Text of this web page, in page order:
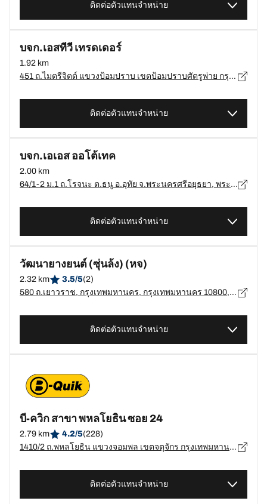
ติดต่อตัวแทนจำหน่าย
บจก.เอสทีวี เทรดเดอร์
1.92 km
451 ถ.ไมตรีจิตต์ แขวงป้อมปราบ เขตป้อมปราบศัตรูพ่าย กรุงเทพมหานคร, กรุงเทพมหานคร - 10100
ติดต่อตัวแทนจำหน่าย
บจก.เอเอส ออโต้เทค
2.00 km
64/1-2 ม.1 ถ.โรจนะ ต.ธนู อ.อุทัย จ.พระนครศรีอยุธยา, พระนครศรีอยุธยา - 13000
ติดต่อตัวแทนจำหน่าย
วัฒนายางยนต์ (ซุ่นล้ง) (หจ)
2.32 km 3.5/5(2)
580 ถ.เยาวราช, กรุงเทพมหานคร, กรุงเทพมหานคร 10800, กรุงเทพมหานคร - 10800
ติดต่อตัวแทนจำหน่าย
บี-ควิก สาขา พหลโยธิน ซอย 24
2.79 km 4.2/5(228)
1410/2 ถ.พหลโยธิน แขวงจอมพล เขตจตุจักร กรุงเทพมหานคร, กรุงเทพมหานคร - 10900
ติดต่อตัวแทนจำหน่าย